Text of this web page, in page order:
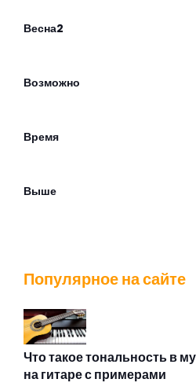
Весна2
Возможно
Время
Выше
Дно2
Популярное на сайте
Что такое тональность в
на гитаре с примерами